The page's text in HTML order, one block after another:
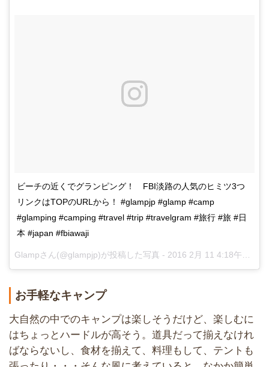
ビーチの近くでグランピング！ FBI淡路の人気のヒミツ3つ
リンクはTOPのURLから！ #glampjp #glamp #camp
#glamping #camping #travel #trip #travelgram #旅行 #旅 #日
本 #japan #fbiawaji
Glampさん(@glampjp)が投稿した写真 - 2016 2月 11 4:18午前 PST
お手軽なキャンプ
大自然の中でのキャンプは楽しそうだけど、楽しむに
はちょっとハードルが高そう。道具だって揃えなけれ
ばならないし、食材を揃えて、料理もして、テントも